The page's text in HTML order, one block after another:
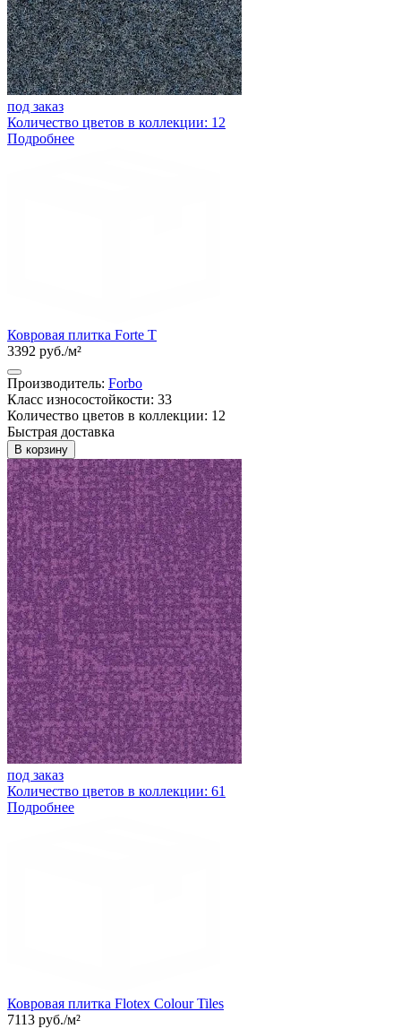
под заказ
Количество цветов в коллекции: 12
Подробнее
Ковровая плитка Forte T
3392 руб./м²
Производитель: Forbo
Класс износостойкости: 33
Количество цветов в коллекции: 12
Быстрая доставка
В корзину
под заказ
Количество цветов в коллекции: 61
Подробнее
Ковровая плитка Flotex Colour Tiles
7113 руб./м²